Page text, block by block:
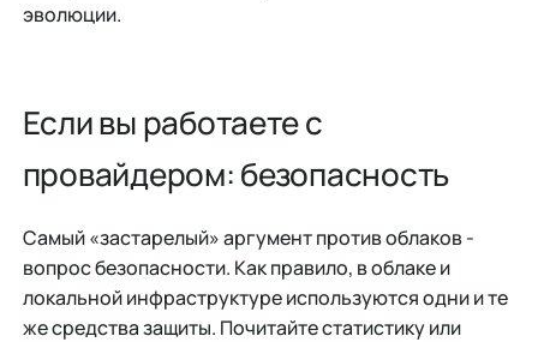
эволюции.
Если вы работаете с
провайдером: безопасность
Самый «застарелый» аргумент против облаков -
вопрос безопасности. Как правило, в облаке и
локальной инфраструктуре используются одни и те
же средства защиты. Почитайте статистику или